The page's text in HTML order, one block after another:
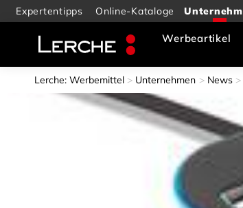
Expertentipps Online-Kataloge
Werbeartikel
Lerche: Werbemittel Unternehmen News